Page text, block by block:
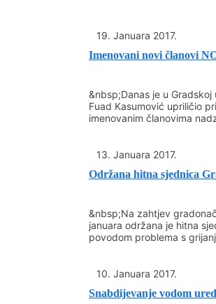
Pravo&nbsp; predlaganja u skladu sa
priznajima imaju&nbsp; građani,
Gradskog vijeća Zenica, radna
strukovne organizacije, vjerske
preuzeti na web stranici Grada
Ocjenjivačkom sudu&nbsp; putem
&nbsp;Podsjećamo da se prijedlozi za
Ocjenjivačkom sudu do 31. januara
19. Januara 2017.
Imenovani novi članovi
&nbsp;Danas je u
Fuad Kasumović upriličio
imenovanim članovima
13. Januara 2017.
Održana hitna sjednica
&nbsp;Na zahtjev
januara održana je hitna
povodom problema s
10. Januara 2017.
Snabdijevanje vodom